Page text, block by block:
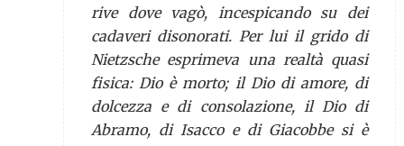
rive dove vagò, incespicando su dei
cadaveri disonorati. Per lui il grido di
Nietzsche esprimeva una realtà quasi
fisica: Dio è morto; il Dio di amore, di
dolcezza e di consolazione, il Dio di
Abramo, di Isacco e di Giacobbe si è